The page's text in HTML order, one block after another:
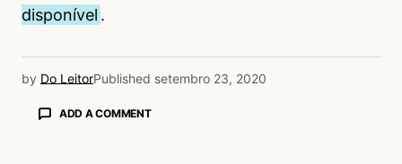
disponível .
by Do LeitorPublished setembro 23, 2020
ADD A COMMENT